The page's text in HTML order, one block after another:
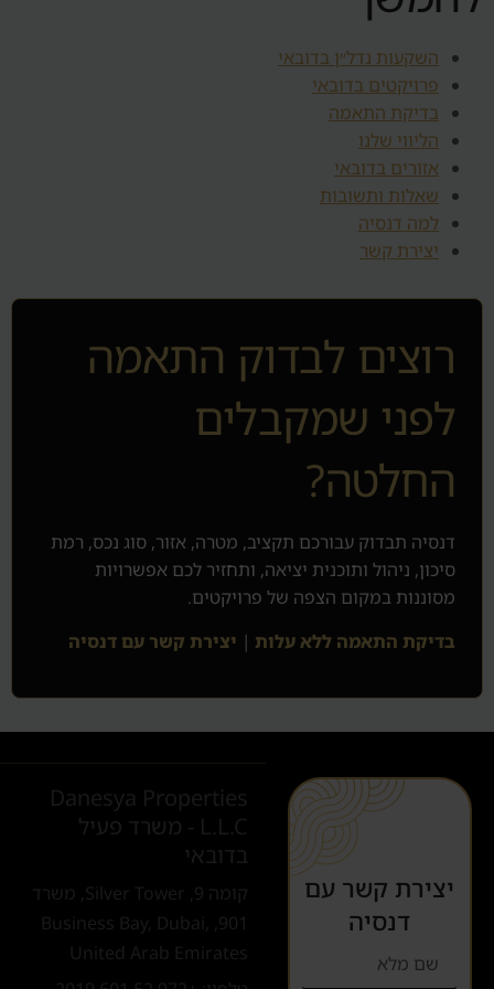
השקעות נדל״ן בדובאי
פרויקטים בדובאי
בדיקת התאמה
הליווי שלנו
אזורים בדובאי
שאלות ותשובות
למה דנסיה
יצירת קשר
רוצים לבדוק התאמה
לפני שמקבלים
החלטה?
דנסיה תבדוק עבורכם תקציב, מטרה, אזור, סוג נכס, רמת
סיכון, ניהול ותוכנית יציאה, ותחזיר לכם אפשרויות
מסוננות במקום הצפה של פרויקטים.
בדיקת התאמה ללא עלות | יצירת קשר עם דנסיה
יצירת קשר עם
דנסיה
Danesya Properties
L.L.C - משרד פעיל
בדובאי
קומה 9, Silver Tower, משרד
901, Business Bay, Dubai,
United Arab Emirates